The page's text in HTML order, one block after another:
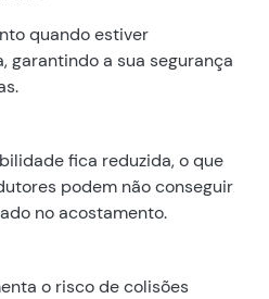
quando estiver
garantindo a sua segurança
fica reduzida, o que
podem não conseguir
no acostamento.
o risco de colisões